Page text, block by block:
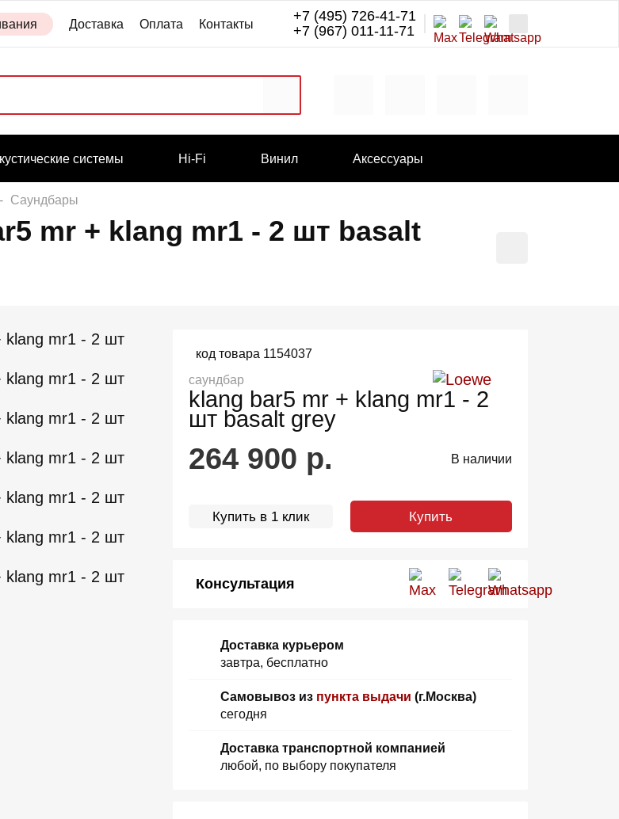
Доставка Оплата Контакты
+7 (495) 726-41-71
+7 (967) 011-11-71
системы Hi-Fi Винил Аксессуары
Саундбары
mr + klang mr1 - 2 шт basalt
код товара 1154037
саундбар
klang bar5 mr + klang mr1 - 2
шт basalt grey
264 900 р. В наличии
Купить в 1 клик Купить
Консультация
Доставка курьером
завтра, бесплатно
Самовывоз из пункта выдачи (г.Москва)
сегодня
Доставка транспортной компанией
любой, по выбору покупателя